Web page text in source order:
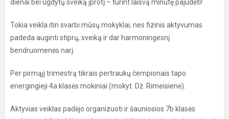
dienai bei ugdytų sveiką įprotį – turint laisvą minutę pajudėti!
Tokia veikla itin svarbi mūsų mokyklai, nes fizinis aktyvumas
padeda auginti stiprų, sveiką ir dar harmoningesnį
bendruomenės narį.
Per pirmąjį trimestrą tikrais pertraukų čempionais tapo
energingieji 4a klasės mokiniai (mokyt. Dž. Rimeisienė).
Aktyvias veiklas padėjo organizuoti ir šauniosios 7b klasės